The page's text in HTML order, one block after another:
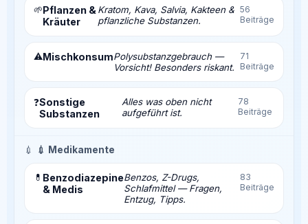
🌱Pflanzen &
Kräuter
Kratom, Kava, Salvia, Kakteen &
pflanzliche Substanzen.
56
Beiträge
⚠️MischkonsumPolysubstanzgebrauch —
Vorsicht! Besonders riskant.
71
Beiträge
❓Sonstige
Substanzen
Alles was oben nicht
aufgeführt ist.
78
Beiträge
💉 💉 Medikamente
💊 Benzodiazepine
& Medis
Benzos, Z-Drugs,
Schlafmittel — Fragen,
Entzug, Tipps.
83
Beiträge